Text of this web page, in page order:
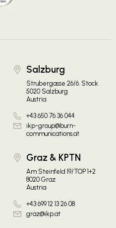
Salzburg
Strubergasse 26/6. Stock
5020 Salzburg
Austria
+43 650 76 36 044
ikp-group@burn-
communications.at
Graz & KPTN
Am Steinfeld 19/TOP 1+2
8020 Graz
Austria
+43 699 12 13 26 08
graz@ikp.at